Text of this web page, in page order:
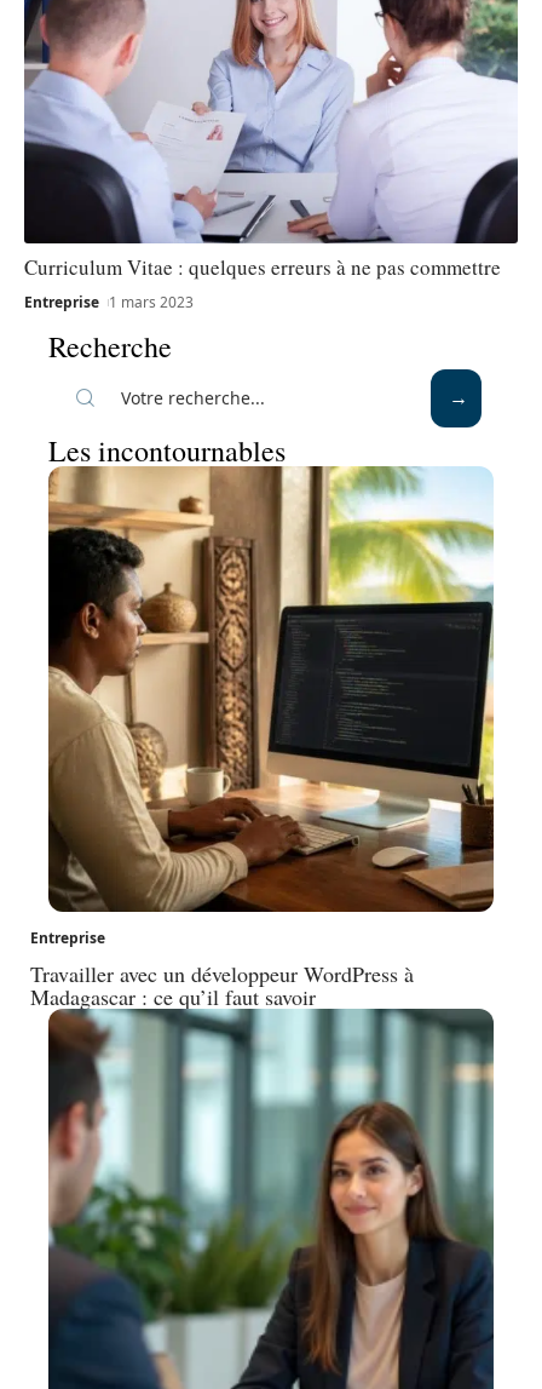
Curriculum Vitae : quelques erreurs à ne pas commettre
Entreprise 1 mars 2023
Recherche
Les incontournables
Entreprise
Travailler avec un développeur WordPress à
Madagascar : ce qu’il faut savoir